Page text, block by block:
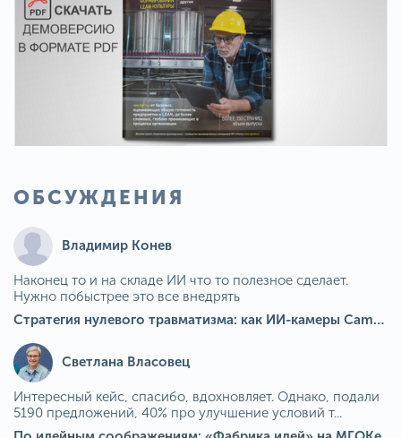
ОБСУЖДЕНИЯ
Владимир Конев
Наконец то и на складе ИИ что то полезное сделает.
Нужно побыстрее это все внедрять
Стратегия нулевого травматизма: как ИИ-камеры Camkord снижают риск наезда на пешехода при работе на погрузчике
Светлана Власовец
Интересный кейс, спасибо, вдохновляет. Однако, подали
5190 предложений, 40% про улучшение условий т...